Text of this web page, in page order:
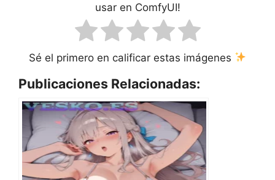
usar en ComfyUI!
Sé el primero en calificar estas imágenes
Publicaciones Relacionadas: